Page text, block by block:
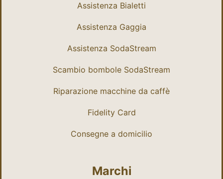
Assistenza Bialetti
Assistenza Gaggia
Assistenza SodaStream
Scambio bombole SodaStream
Riparazione macchine da caffè
Fidelity Card
Consegne a domicilio
Marchi